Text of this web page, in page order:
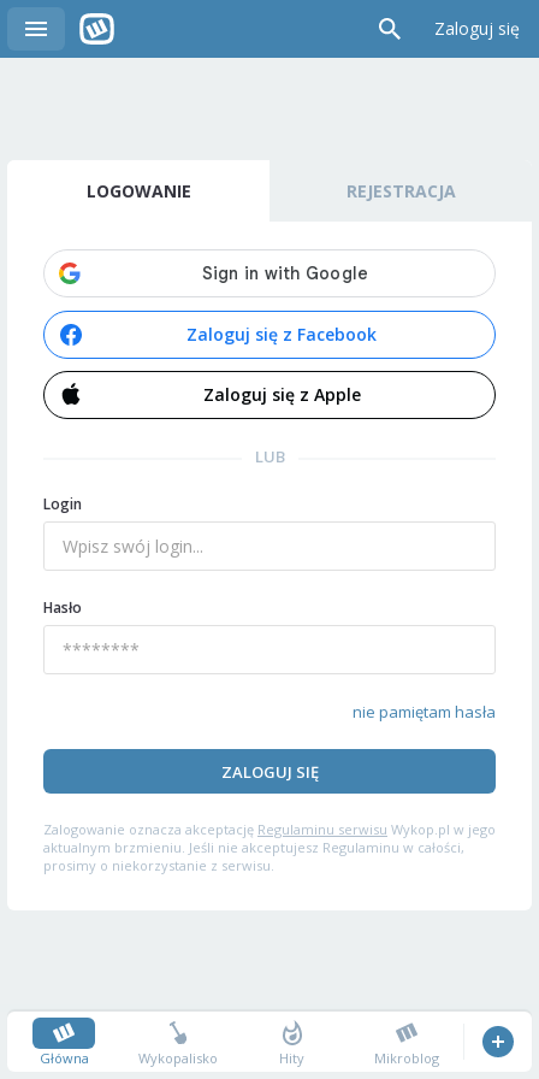
Zaloguj się
LOGOWANIE REJESTRACJA
Zaloguj się z Facebook
Zaloguj się z Apple
LUB
Login
Hasło
nie pamiętam hasła
ZALOGUJ SIĘ
Zalogowanie oznacza akceptację Regulaminu serwisu Wykop.pl w jego
aktualnym brzmieniu. Jeśli nie akceptujesz Regulaminu w całości,
prosimy o niekorzystanie z serwisu.
Główna Wykopalisko Hity Mikroblog